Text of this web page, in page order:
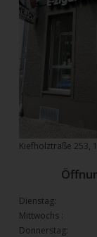
Kiefholztraße 253,
Dienstag:
Mittwochs :
Donnerstag: